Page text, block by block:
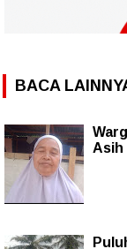
BACA
Asih